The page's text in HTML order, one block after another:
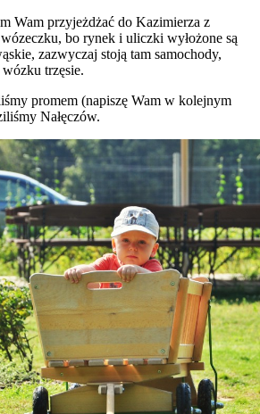
Wam przyjeżdżać do Kazimierza z
bo rynek i uliczki wyłożone są
zazwyczaj stoją tam samochody,
trzęsie.
promem (napiszę Wam w kolejnym
Nałęczów.